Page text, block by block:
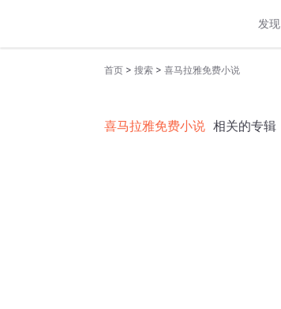
发现
首页 > 搜索 > 喜马拉雅免费小说
喜马拉雅免费小说 相关的专辑